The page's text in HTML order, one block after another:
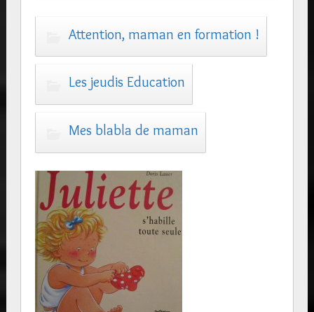
Attention, maman en formation !
Les jeudis Education
Mes blabla de maman